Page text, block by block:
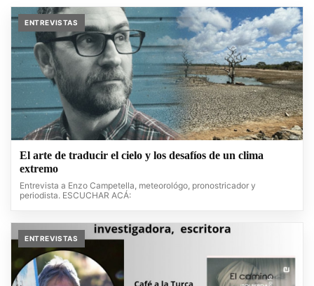
ENTREVISTAS
El arte de traducir el cielo y los desafíos de un clima
extremo
Entrevista a Enzo Campetella, meteorológo, pronostricador y
periodista. ESCUCHAR ACÁ:
ENTREVISTAS